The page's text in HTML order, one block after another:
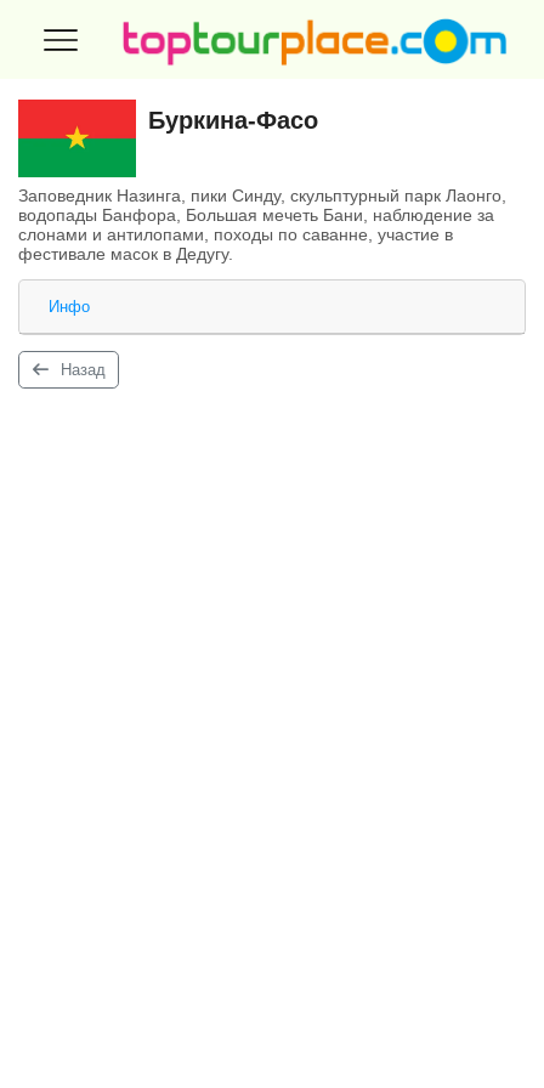
Буркина-Фасо
Заповедник Назинга, пики Синду, скульптурный парк Лаонго,
водопады Банфора, Большая мечеть Бани, наблюдение за
слонами и антилопами, походы по саванне, участие в
фестивале масок в Дедугу.
Инфо
Назад